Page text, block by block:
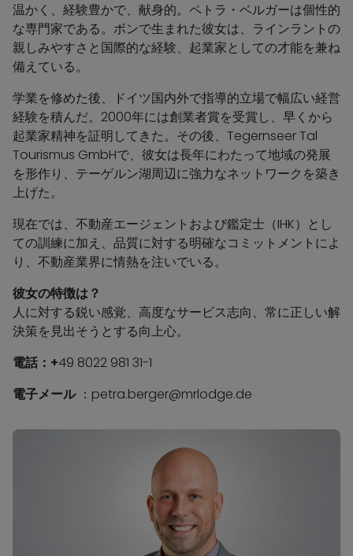
温かく、経験豊かで、献身的。ペトラ・ベルガーは個性的
な専門家である。ボンで生まれた彼女は、ラインラントの
親しみやすさと国際的な経験、起業家としての才能を兼ね
備えている。
学業を修めた後、ドイツ国内外で指導的立場で幅広い経営
経験を積んだ。2000年には創業者賞を受賞し、早くから
起業家精神を証明してきた。その後、Tegernseer Tal
Tourismus GmbHで、彼女は長年にわたって地域の発展
を形作り、テーゲルン湖周辺に強力なネットワークを築き
上げた。
現在では、不動産エージェントおよび鑑定士（IHK）とし
ての訓練に加え、品質に対する明確なコミットメントによ
り、不動産業界に情熱を注いでいる。
彼女の特徴は？
人に対する鋭い感覚、高度なサービス志向、常に正しい解
決策を見出そうとする向上心。
電話：+49 8022 981 31-1
電子メール ：petra.berger@mrlodge.de